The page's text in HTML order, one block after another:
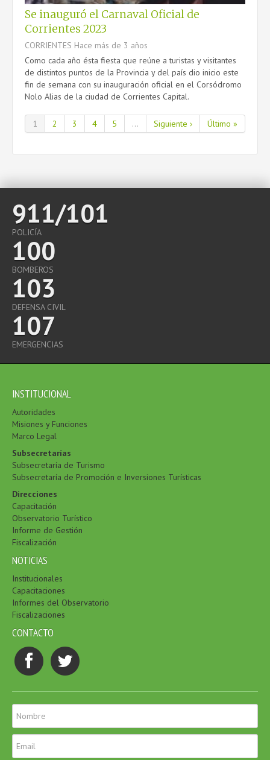
Se inauguró el Carnaval Oficial de
Corrientes 2023
CORRIENTES Hace más de 3 años
Como cada año ésta fiesta que reúne a turistas y visitantes
de distintos puntos de la Provincia y del país dio inicio este
fin de semana con su inauguración oficial en el Corsódromo
Nolo Alias de la ciudad de Corrientes Capital.
1 2 3 4 5 ... Siguiente › Último »
911/101
POLICÍA
100
BOMBEROS
103
DEFENSA CIVIL
107
EMERGENCIAS
INSTITUCIONAL
Autoridades
Misiones y Funciones
Marco Legal
Subsecretarías
Subsecretaría de Turismo
Subsecretaría de Promoción e Inversiones Turísticas
Direcciones
Capacitación
Observatorio Turístico
Informe de Gestión
Fiscalización
NOTICIAS
Institucionales
Capacitaciones
Informes del Observatorio
Fiscalizaciones
CONTACTO